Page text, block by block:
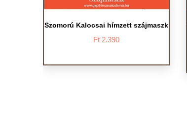
Szomorú Kalocsai hímzett szájmaszk
Ft 2.390